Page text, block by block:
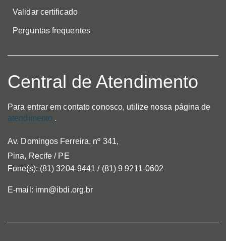
Validar certificado
Perguntas frequentes
Central de Atendimento
Para entrar em contato conosco, utilize nossa página de
atendimento .
Av. Domingos Ferreira, nº 341,
Pina, Recife / PE
Fone(s): (81) 3204-9441 / (81) 9 9211-0602
E-mail: imn@ibdi.org.br